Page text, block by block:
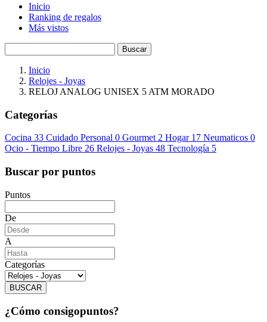
Inicio
Ranking de regalos
Más vistos
Buscar
Inicio
Relojes - Joyas
RELOJ ANALOG UNISEX 5 ATM MORADO
Categorías
Cocina 33 Cuidado Personal 0 Gourmet 2 Hogar 17 Neumaticos 0
Ocio - Tiempo Libre 26 Relojes - Joyas 48 Tecnología 5
Buscar por puntos
Puntos
De
A
Categorías
BUSCAR
¿Cómo consigopuntos?